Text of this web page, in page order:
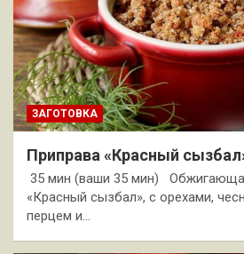
ЗАГОТОВКА
Приправа «Красный
35 мин (ваши 35 мин)
«Красный сызбал», с орехами,
перцем и…